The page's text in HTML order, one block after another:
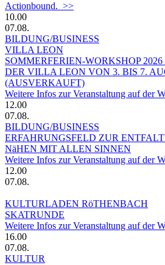
Actionbound. >>
10.00
07.08.
BILDUNG/BUSINESS
VILLA LEON
SOMMERFERIEN-WORKSHOP
DER VILLA LEON VON 3. BIS 7.
(AUSVERKAUFT)
Weitere Infos zur Veranstaltung auf der
12.00
07.08.
BILDUNG/BUSINESS
ERFAHRUNGSFELD ZUR
NäHEN MIT ALLEN SINNEN
Weitere Infos zur Veranstaltung auf der
12.00
07.08.
KULTURLADEN RöTHENBACH
SKATRUNDE
Weitere Infos zur Veranstaltung auf der
16.00
07.08.
KULTUR